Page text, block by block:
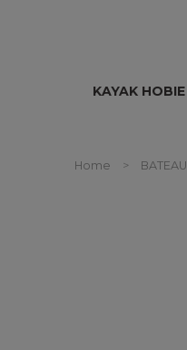
KAYAK HOBIE
Home